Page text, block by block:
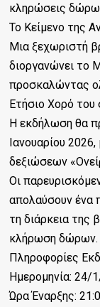
κληρώσεις
Το Κείμενο της
Μια ξεχωριστή
διοργανώνει το
προσκαλώντας
Ετήσιο Χορό του
Η εκδήλωση θα
Ιανουαρίου
δεξιώσεων
Οι
απολαύσουν ένα
τη διάρκεια της
κλήρωση δώρων.
Πληροφορίες
Ημερομηνία: 24/
Ώρα Έναρξης: